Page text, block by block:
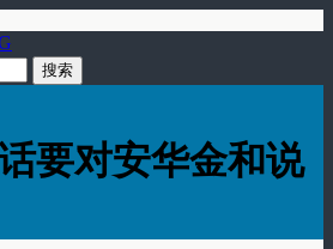
要对安华金和说